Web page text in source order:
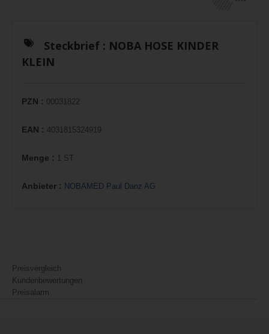
Steckbrief : NOBA HOSE KINDER
KLEIN
PZN : 00031822
EAN : 4031815324919
Menge : 1 ST
Anbieter : NOBAMED Paul Danz AG
Preisvergleich
Kundenbewertungen
Preisalarm